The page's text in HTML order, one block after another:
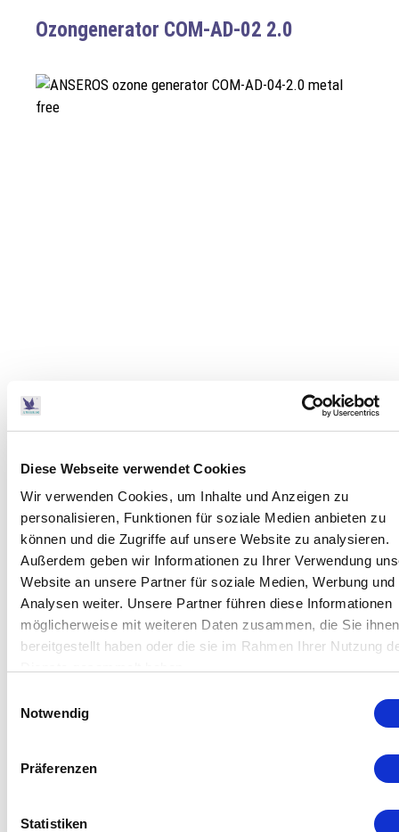
Diese Webseite verwendet Cookies
Wir verwenden Cookies, um Inhalte und Anzeigen zu
personalisieren, Funktionen für soziale Medien anbieten zu
können und die Zugriffe auf unsere Website zu analysieren.
Außerdem geben wir Informationen zu Ihrer Verwendung
Website an unsere Partner für soziale Medien, Werbung und
Analysen weiter. Unsere Partner führen diese Informationen
möglicherweise mit weiteren Daten zusammen, die Sie ihnen
bereitgestellt haben oder die sie im Rahmen Ihrer Nutzung
Notwendig
Präferenzen
Statistiken
Ozongenerator COM-AD-02 2.0
Ozongenerator COM-AD-04 2.0